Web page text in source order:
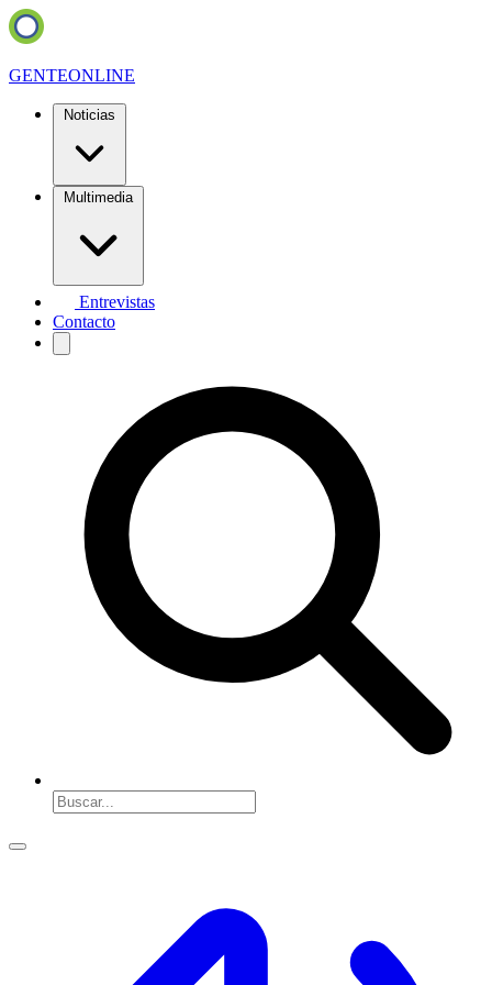
GENTEONLINE
Noticias
Multimedia
Entrevistas
Contacto